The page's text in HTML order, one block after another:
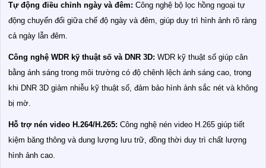
Tự động điều chỉnh ngày và đêm: Công nghệ bộ lọc hồng ngoại tự
động chuyển đổi giữa chế độ ngày và đêm, giúp duy trì hình ảnh rõ ràng
cả ngày lẫn đêm.
Công nghệ WDR kỹ thuật số và DNR 3D: WDR kỹ thuật số giúp cân
bằng ánh sáng trong môi trường có độ chênh lệch ánh sáng cao, trong
khi DNR 3D giảm nhiễu kỹ thuật số, đảm bảo hình ảnh sắc nét và không
bị mờ.
Hỗ trợ nén video H.264/H.265: Công nghệ nén video H.265 giúp tiết
kiệm băng thông và dung lượng lưu trữ, đồng thời duy trì chất lượng
hình ảnh cao.